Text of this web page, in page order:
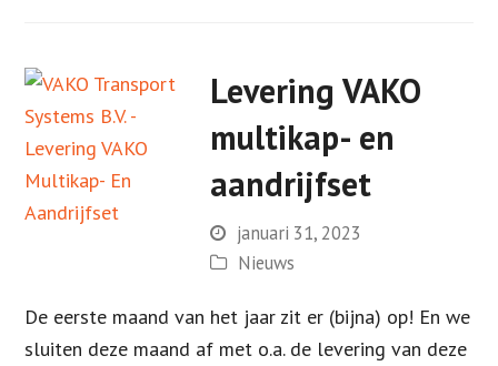
Levering VAKO
multikap- en
aandrijfset
januari 31, 2023
Nieuws
De eerste maand van het jaar zit er (bijna) op! En we
sluiten deze maand af met o.a. de levering van deze